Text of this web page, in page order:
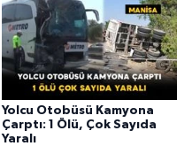
Yolcu Otobüsü Kamyona
Çarptı: 1 Ölü, Çok Sayıda
Yaralı